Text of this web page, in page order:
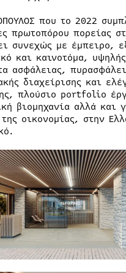
που το 2022
πρωτοπόρου πορείας
συνεχώς με έμπειρο,
και καινοτόμα,
ασφάλειας,
διαχείρισης και
πλούσιο portfolio
βιομηχανία αλλά και
οικονομίας, στην